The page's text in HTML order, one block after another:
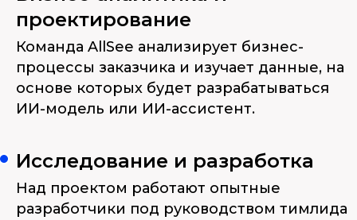
проектирование
Команда AllSee анализирует бизнес-
процессы заказчика и изучает данные, на
основе которых будет разрабатываться
ИИ-модель или ИИ-ассистент.
Исследование и разработка
Над проектом работают опытные
разработчики под руководством тимлида